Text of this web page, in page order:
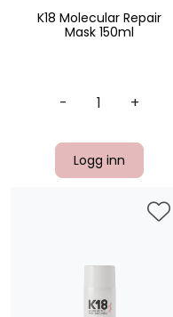
K18 Molecular Repair
Mask 150ml
- +
Logg inn